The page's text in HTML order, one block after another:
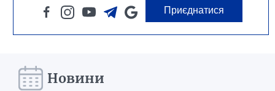
Приєднатися
Новини